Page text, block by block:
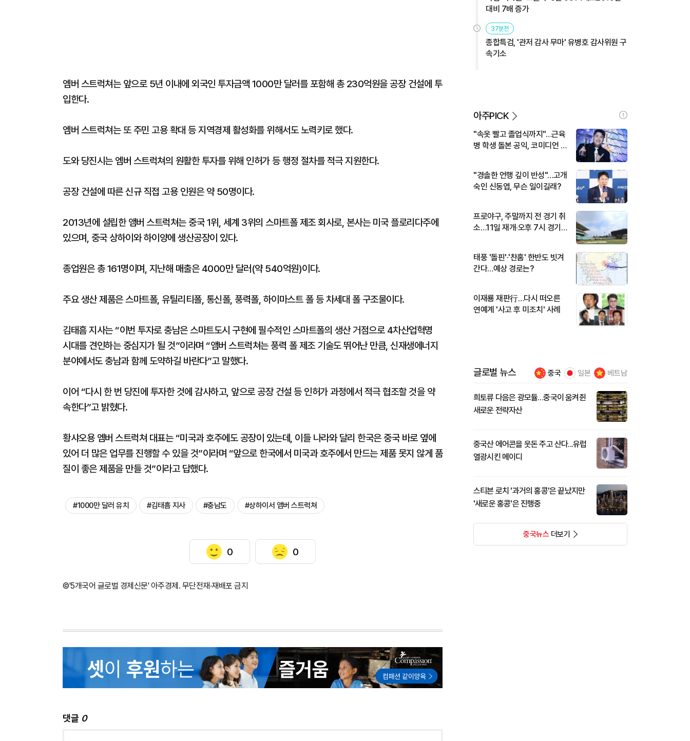
엠버 스트럭쳐는 앞으로 5년 이내에 외국인 투자금액 1000만 달러를 포함해 총 230억원을 공장 건설에 투
입한다.
엠버 스트럭쳐는 또 주민 고용 확대 등 지역경제 활성화를 위해서도 노력키로 했다.
도와 당진시는 엠버 스트럭쳐의 원활한 투자를 위해 인허가 등 행정 절차를 적극 지원한다.
공장 건설에 따른 신규 직접 고용 인원은 약 50명이다.
2013년에 설립한 앰버 스트럭쳐는 중국 1위, 세계 3위의 스마트폴 제조 회사로, 본사는 미국 플로리다주에
있으며, 중국 상하이와 하이양에 생산공장이 있다.
종업원은 총 161명이며, 지난해 매출은 4000만 달러(약 540억원)이다.
주요 생산 제품은 스마트폴, 유틸리티폴, 통신폴, 풍력폴, 하이마스트 폴 등 차세대 폴 구조물이다.
김태흠 지사는 “이번 투자로 충남은 스마트도시 구현에 필수적인 스마트폴의 생산 거점으로 4차산업혁명
시대를 견인하는 중심지가 될 것”이라며 “앰버 스트럭쳐는 풍력 폴 제조 기술도 뛰어난 만큼, 신재생에너지
분야에서도 충남과 함께 도약하길 바란다”고 말했다.
이어 “다시 한 번 당진에 투자한 것에 감사하고, 앞으로 공장 건설 등 인허가 과정에서 적극 협조할 것을 약
속한다”고 밝혔다.
황샤오용 엠버 스트럭쳐 대표는 “미국과 호주에도 공장이 있는데, 이들 나라와 달리 한국은 중국 바로 옆에
있어 더 많은 업무를 진행할 수 있을 것”이라며 “앞으로 한국에서 미국과 호주에서 만드는 제품 못지 않게 품
질이 좋은 제품을 만들 것”이라고 답했다.
#1000만 달러 유치 #김태흠 지사 #충남도 #상하이서 앰버 스트럭쳐
0 0
©'5개국어 글로벌 경제신문' 아주경제. 무단전재·재배포 금지
댓글 0
대비 7배 증가
37분전
종합특검, '관저 감사 무마' 유병호 감사위원 구
속기소
아주PICK
"속옷 빨고 졸업식까지"…근육
병 학생 돌본 공익, 코미디언 김
"경솔한 언행 깊이 반성"…고개
숙인 신동엽, 무슨 일이길래?
프로야구, 주말까지 전 경기 취
소…11일 재개·오후 7시 경기
태풍 '돌핀'·'찬홈' 한반도 빗겨
간다…예상 경로는?
이재룡 재판行…다시 떠오른
연예계 '사고 후 미조치' 사례
글로벌 뉴스 중국 일본 베트남
희토류 다음은 광모듈…중국이 움켜쥔
새로운 전략자산
중국산 에어콘을 웃돈 주고 산다...유럽
열광시킨 메이디
스티븐 로치 '과거의 홍콩'은 끝났지만
'새로운 홍콩'은 진행중
중국뉴스더보기